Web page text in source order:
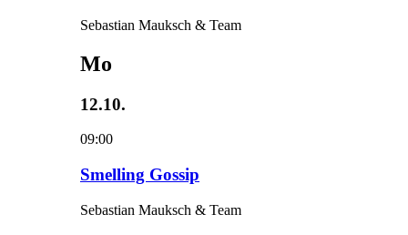
Sebastian Mauksch & Team
Mo
12.10.
09:00
Smelling Gossip
Sebastian Mauksch & Team